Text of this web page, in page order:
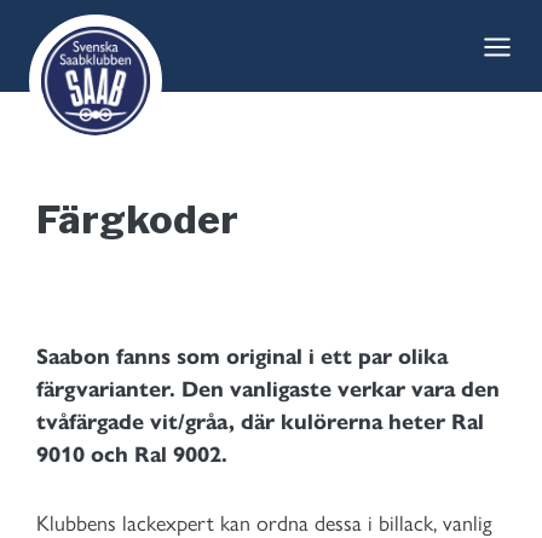
content
Färgkoder
Saabon fanns som original i ett par olika
färgvarianter. Den vanligaste verkar vara den
tvåfärgade vit/gråa, där kulörerna heter Ral
9010 och Ral 9002.
Klubbens lackexpert kan ordna dessa i billack, vanlig